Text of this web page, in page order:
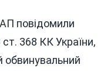
повідомили
368 КК України,
обвинувальний